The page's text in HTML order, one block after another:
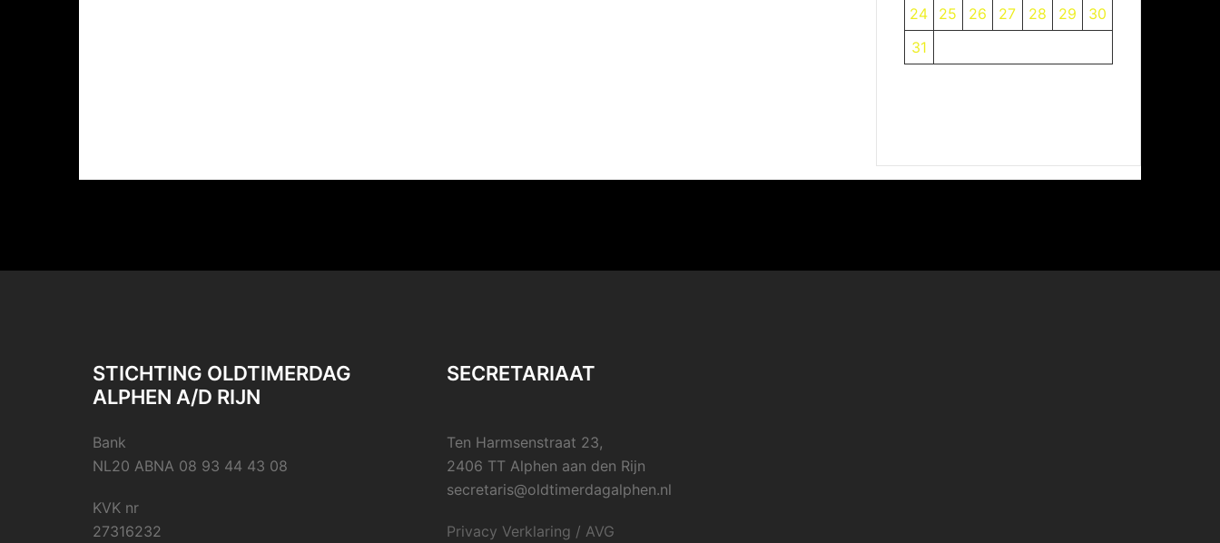
24
25 26 27 28 29
30
31
STICHTING OLDTIMERDAG
ALPHEN A/D RIJN
Bank
NL20 ABNA 08 93 44 43 08
KVK nr
27316232
SECRETARIAAT
Ten Harmsenstraat 23,
2406 TT Alphen aan den Rijn
secretaris@oldtimerdagalphen.nl
Privacy Verklaring / AVG